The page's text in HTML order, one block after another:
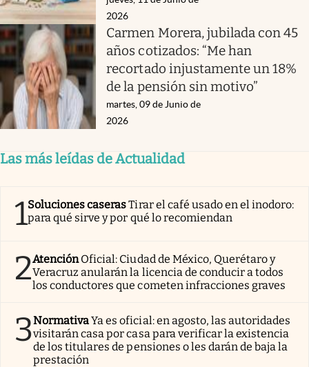
2026
Carmen Morera, jubilada con 45
años cotizados: “Me han
recortado injustamente un 18%
de la pensión sin motivo”
martes, 09 de Junio de
2026
Las más leídas de Actualidad
1Soluciones caserasTirar el café usado en el inodoro:
para qué sirve y por qué lo recomiendan
2AtenciónOficial: Ciudad de México, Querétaro y
Veracruz anularán la licencia de conducir a todos
los conductores que cometen infracciones graves
3NormativaYa es oficial: en agosto, las autoridades
visitarán casa por casa para verificar la existencia
de los titulares de pensiones o les darán de baja la
prestación